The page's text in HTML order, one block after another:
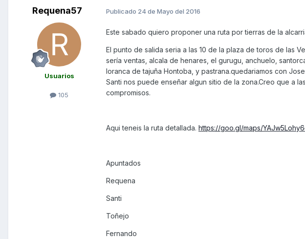
Requena57
Usuarios
105
Publicado 24 de Mayo del 2016
Este sabado quiero proponer una ruta por tierras de la
El punto de salida seria a las 10 de la plaza de toros de las
sería ventas, alcala de henares, el gurugu, anchuelo,
loranca de tajuña Hontoba, y pastrana.quedariamos con
Santi nos puede enseñar algun sitio de la zona.Creo que a
compromisos.
Aqui teneis la ruta detallada. https://goo.gl/maps/
Apuntados
Requena
Santi
Toñejo
Fernando